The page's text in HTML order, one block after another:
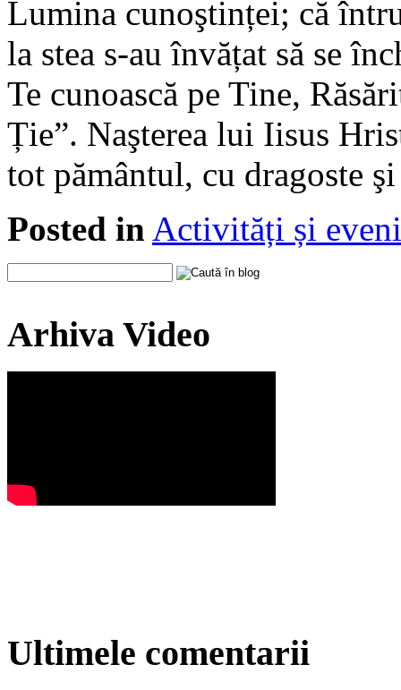
Lumina cunoştinței; că
la stea s-au învățat să se
Te cunoască pe Tine,
Ție”. Naşterea lui Iisus
tot pământul, cu dragoste
Posted in Activități și
Arhiva Video
Ultimele comentarii